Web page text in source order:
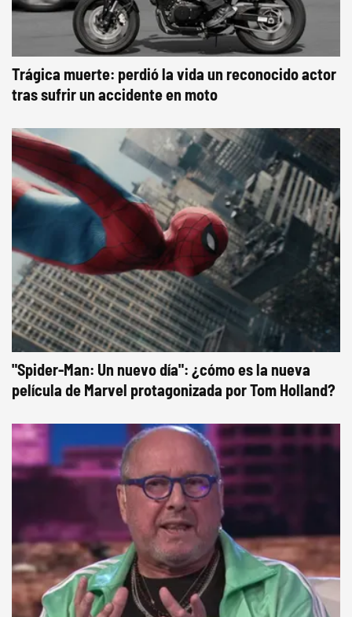
Trágica muerte: perdió la vida un reconocido actor
tras sufrir un accidente en moto
"Spider-Man: Un nuevo día": ¿cómo es la nueva
película de Marvel protagonizada por Tom Holland?